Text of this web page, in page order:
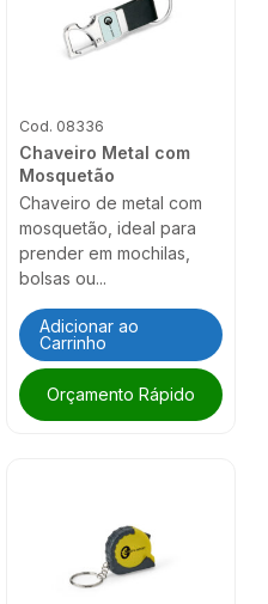
Cod. 08336
Chaveiro Metal com
Mosquetão
Chaveiro de metal com
mosquetão, ideal para
prender em mochilas,
bolsas ou...
Adicionar ao
Carrinho
Orçamento Rápido